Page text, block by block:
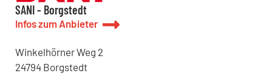
SANI - Borgstedt
Infos zum Anbieter
Winkelhörner Weg 2
24794 Borgstedt